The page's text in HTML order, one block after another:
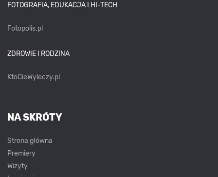
FOTOGRAFIA, EDUKACJA I HI-TECH
Fotopolis.pl
ZDROWIE I RODZINA
KtoCieWyleczy.pl
NA SKRÓTY
Strona główna
Premiery
Wizyty